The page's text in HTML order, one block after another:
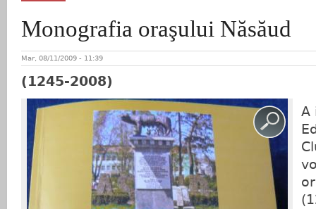
Monografia oraşului Năsăud
Mar, 08/11/2009 - 11:39
(1245-2008)
A